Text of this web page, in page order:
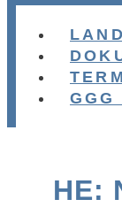
GGG
HE: